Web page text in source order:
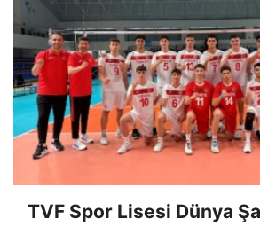
TVF Spor Lisesi Dünya